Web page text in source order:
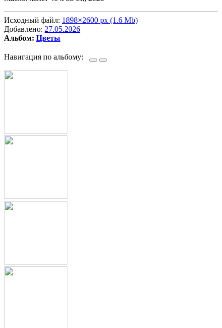
Исходный файл: 1898×2600 px (1.6 Mb)
Добавлено: 27.05.2026
Альбом: Цветы
Навигация по альбому: